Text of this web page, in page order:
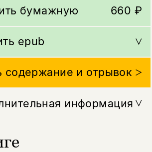
бумажную 660 ₽
epub
содержание и отрывок
информация